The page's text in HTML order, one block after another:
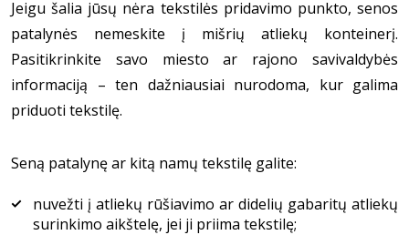
Jeigu šalia jūsų nėra tekstilės pridavimo punkto, senos
patalynės nemeskite į mišrių atliekų konteinerį.
Pasitikrinkite savo miesto ar rajono savivaldybės
informaciją – ten dažniausiai nurodoma, kur galima
priduoti tekstilę.
Seną patalynę ar kitą namų tekstilę galite:
nuvežti į atliekų rūšiavimo ar didelių gabaritų atliekų
surinkimo aikštelę, jei ji priima tekstilę;